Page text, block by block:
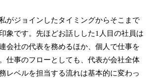
がジョインしたタイミングからそこまで
象です。先ほどお話しした1人目の社員は
会社の代表を務めるほか、個人で仕事を
仕事のフローとしても、代表が会社全体
レベルを担当する流れは基本的に変わっ